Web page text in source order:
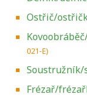
Ostřič/
021-E)
Soustružník/
Frézař/